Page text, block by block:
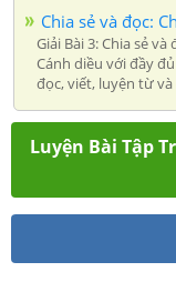
Chia sẻ và đọc:
Giải Bài 3: Chia sẻ và
Cánh diều với đầy
đọc, viết, luyện từ và
Luyện Bài Tập